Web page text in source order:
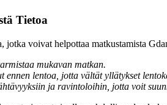
Tietoa
voivat helpottaa matkustamista
mukavan matkan.
lentoa, jotta vältät yllätykset
ja ravintoloihin, jotta voit